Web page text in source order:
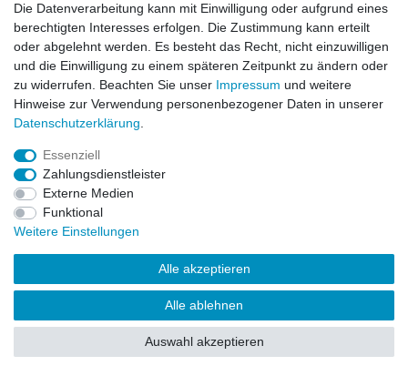
Barrierefreiheitserklärung Widerrufs­recht
Vertrag widerrufen
© Copyright 2026 | Alle Rechte vorbehalten.
Die Datenverarbeitung kann mit Einwilligung oder aufgrund eines
berechtigten Interesses erfolgen. Die Zustimmung kann erteilt
oder abgelehnt werden. Es besteht das Recht, nicht einzuwilligen
und die Einwilligung zu einem späteren Zeitpunkt zu ändern oder
zu widerrufen. Beachten Sie unser Impressum und weitere
Hinweise zur Verwendung personenbezogener Daten in unserer
Daten­schutz­erklärung
Essenziell
Zahlungsdienstleister
Externe Medien
Funktional
Weitere Einstellungen
Alle akzeptieren
Alle ablehnen
Auswahl akzeptieren